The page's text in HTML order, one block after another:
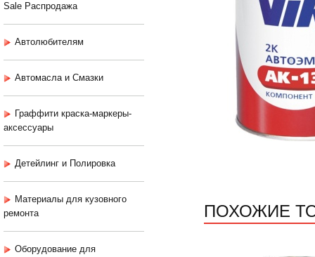
Sale Распродажа
Автолюбителям
Автомасла и Смазки
Граффити краска-маркеры-
аксессуары
Детейлинг и Полировка
Материалы для кузовного
ремонта
Оборудование для
ПОХОЖИЕ